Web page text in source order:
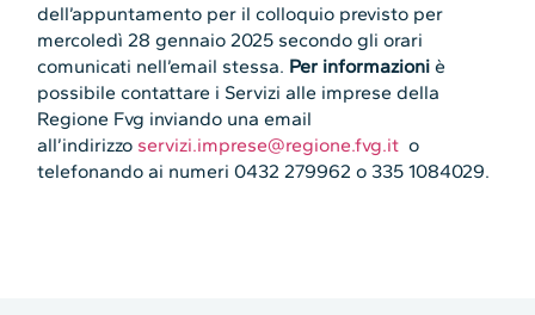
dell’appuntamento per il colloquio previsto per
mercoledì 28 gennaio 2025 secondo gli orari
comunicati nell’email stessa. Per informazioniè
possibile contattare i Servizi alle imprese della
Regione Fvg inviando una email
all’indirizzo servizi.imprese@regione.fvg.it o
telefonando ai numeri 0432 279962 o 335 1084029.